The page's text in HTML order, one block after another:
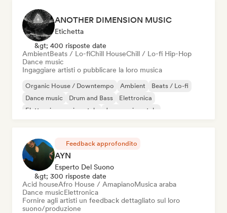
ANOTHER DIMENSION MUSIC
Etichetta
&gt; 400 risposte date
AmbientBeats / Lo-fiChill HouseChill / Lo-fi Hip-Hop
Dance music
Ingaggiare artisti o pubblicare la loro musica
Organic House / Downtempo Ambient
Beats / Lo-fi
Dance music
Drum and Bass
Elettronica
Elettronica sperimentale
Jazz sperimentale
Feedback approfondito
AYN
Esperto Del Suono
&gt; 300 risposte date
Acid houseAfro House / AmapianoMusica araba
Dance musicElettronica
Fornire agli artisti un feedback dettagliato sul loro
suono/produzione